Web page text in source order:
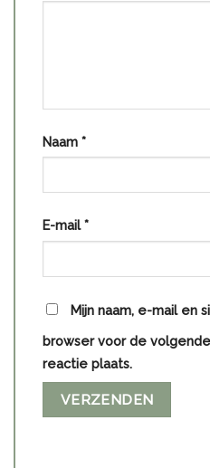
Naam *
E-mail*
Mijn naam, e-mail en
browser voor de
reactie plaats.